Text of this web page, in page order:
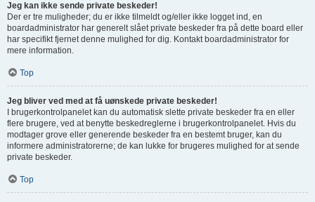
Jeg kan ikke sende private beskeder!
Der er tre muligheder; du er ikke tilmeldt og/eller ikke logget ind, en
boardadministrator har generelt slået private beskeder fra på dette board eller
har specifikt fjernet denne mulighed for dig. Kontakt boardadministrator for
mere information.
Top
Jeg bliver ved med at få uønskede private beskeder!
I brugerkontrolpanelet kan du automatisk slette private beskeder fra en eller
flere brugere, ved at benytte beskedreglerne i brugerkontrolpanelet. Hvis du
modtager grove eller generende beskeder fra en bestemt bruger, kan du
informere administratorerne; de kan lukke for brugeres mulighed for at sende
private beskeder.
Top